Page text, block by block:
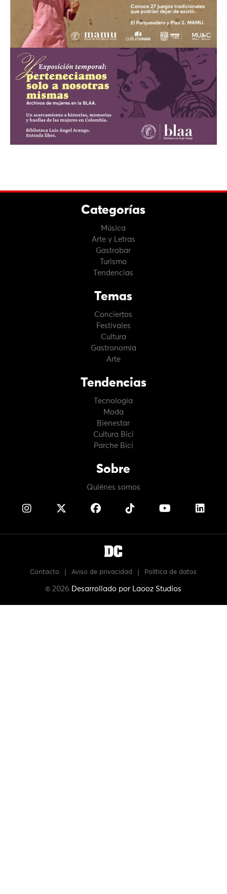
Categorías
Música
Arte y Letras
Gastrobar
Turismo
Tendencias
Temas
Conciertos
Festivales
Cultura
Gastronomía
Arte
Tendencias
Tecnología
Moda
Bienestar
Cultura Bici
Parche Bici
Sobre
Quiénes somos
Contacto Aviso de privacidad Política de datos
© 2026 Desarrollado por Laooz Studios